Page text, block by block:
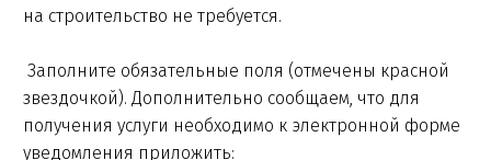
на строительство не требуется.
Заполните обязательные поля (отмечены красной
звездочкой). Дополнительно сообщаем, что для
получения услуги необходимо к электронной форме
уведомления приложить: